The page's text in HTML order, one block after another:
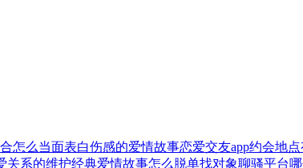
怎么当面表白伤感的爱情故事恋爱交友app约会地
关系的维护经典爱情故事怎么脱单找对象聊骚平台